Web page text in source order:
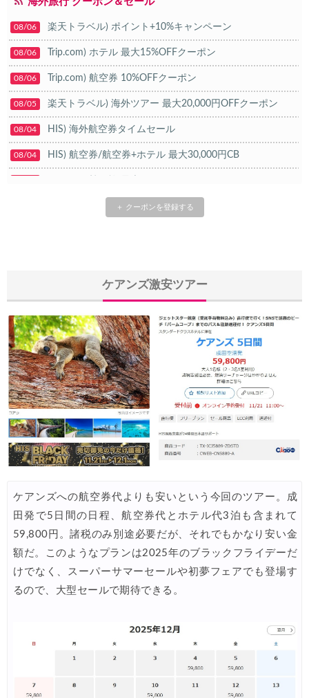
08/06 楽天トラベル) ポイント+10%キャンペーン
08/06 Trip.com) ホテル 最大15%OFFクーポン
08/06 Trip.com) 航空券 10%OFFクーポン
08/05 楽天トラベル) 海外ツアー 最大20,000円OFFクーポン
08/04 HIS) 海外航空券タイムセール
08/04 HIS) 航空券/航空券+ホテル 最大30,000円CB
Trip.com) 海外ホテル2%OFFクーポン TRIP1
Trip.com) タイ旅行 最大50%OFFセール
07/30 楽天トラベル) 海外ツアー 最大10,000円OFFクーポン
07/30 Trip.com) 航空券 1,500円OFFクーポン
07/27 Trip.com) NY/ロンドン/タイ ホテル 10%OFFクーポン
07/27 Trip.com) タイ航空券 10%OFFクーポン
07/25 楽天トラベル) 海外ツアー 最大30,000円OFFクーポン
07/25 Trip.com) 海外航空券(アジア) 6,900円~
07/24 HIS) アイスランドツアー 最大30,000円OFFクーポン
07/23 Trip.com) 海外航空券 最大2,500円OFFクーポン
Trip.com) 航空券＋ホテル 最大5,000円OFFクーポン
07/22 JTB) 海外ツアー(20代) 最大28,000円OFFクーポン
07/21 エアトリ) 航空券+ホテル 最大30,000円OFFクーポン
エアトリ) 海外航空券 最大10,000円OFFクーポン
07/20 Trip.com) ベトナム旅 最大50%OFFセール
＋ クーポンを登録する
ケアンズ激安ツアー
ケアンズへの航空券代よりも安いという今回のツアー。成
田発で5日間の日程、航空券代とホテル代3泊も含まれて
59,800円。諸税のみ別途必要だが、それでもかなり安い金
額だ。このようなプランは2025年のブラックフライデーだ
けでなく、スーパーサマーセールや初夢フェアでも登場す
るので、大型セールで期待できる。